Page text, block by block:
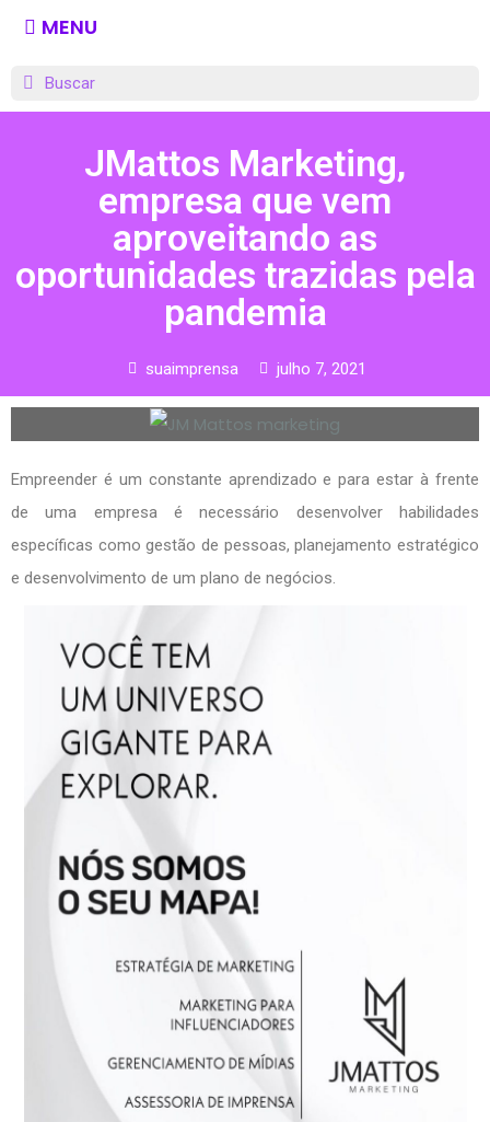
MENU
JMattos Marketing,
empresa que vem
aproveitando as
oportunidades trazidas pela
pandemia
suaimprensa julho 7, 2021
Empreender é um constante aprendizado e para estar à frente
de uma empresa é necessário desenvolver habilidades
específicas como gestão de pessoas, planejamento estratégico
e desenvolvimento de um plano de negócios.